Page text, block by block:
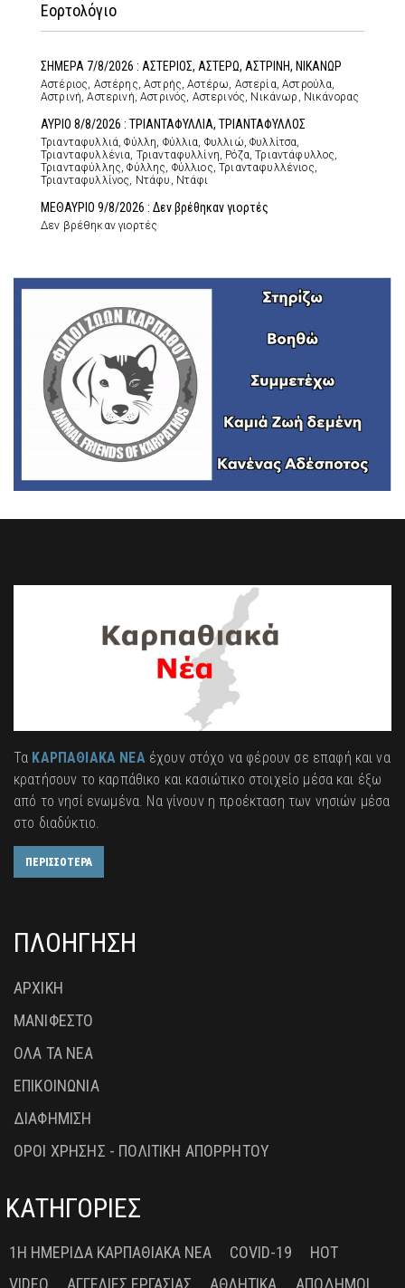
Εορτολόγιο
ΣΗΜΕΡΑ 7/8/2026 : ΑΣΤΕΡΙΟΣ, ΑΣΤΕΡΩ, ΑΣΤΡΙΝΗ, ΝΙΚΑΝΩΡ
Αστέριος, Αστέρης, Αστρής, Αστέρω, Αστερία, Αστρούλα,
Αστρινή, Αστερινή, Αστρινός, Αστερινός, Νικάνωρ, Νικάνορας
ΑΥΡΙΟ 8/8/2026 : ΤΡΙΑΝΤΑΦΥΛΛΙΑ, ΤΡΙΑΝΤΑΦΥΛΛΟΣ
Τριανταφυλλιά, Φύλλη, Φύλλια, Φυλλιώ, Φυλλίτσα,
Τριανταφυλλένια, Τριανταφυλλίνη, Ρόζα, Τριαντάφυλλος,
Τριανταφύλλης, Φύλλης, Φύλλιος, Τριανταφυλλένιος,
Τριανταφυλλίνος, Ντάφυ, Ντάφι
ΜΕΘΑΥΡΙΟ 9/8/2026 : Δεν βρέθηκαν γιορτές
Δεν βρέθηκαν γιορτές
Τα ΚΑΡΠΑΘΙΑΚΑ ΝΕΑέχουν στόχο να φέρουν σε επαφή και να
κρατήσουν το καρπάθικο και κασιώτικο στοιχείο μέσα και έξω
από το νησί ενωμένα. Να γίνουν η προέκταση των νησιών μέσα
στο διαδύκτιο.
ΠΕΡΙΣΣΟΤΕΡΑ
ΠΛΟΗΓΗΣΗ
ΑΡΧΙΚΗ
ΜΑΝΙΦΕΣΤΟ
ΟΛΑ ΤΑ ΝΕΑ
ΕΠΙΚΟΙΝΩΝΙΑ
ΔΙΑΦΗΜΙΣΗ
ΟΡΟΙ ΧΡΗΣΗΣ - ΠΟΛΙΤΙΚΗ ΑΠΟΡΡΗΤΟΥ
ΚΑΤΗΓΟΡΙΕΣ
1Η ΗΜΕΡΊΔΑ ΚΑΡΠΑΘΙΑΚΆ ΝΈΑ COVID-19
HOT